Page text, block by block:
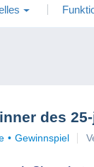
des
Gewinnspiel